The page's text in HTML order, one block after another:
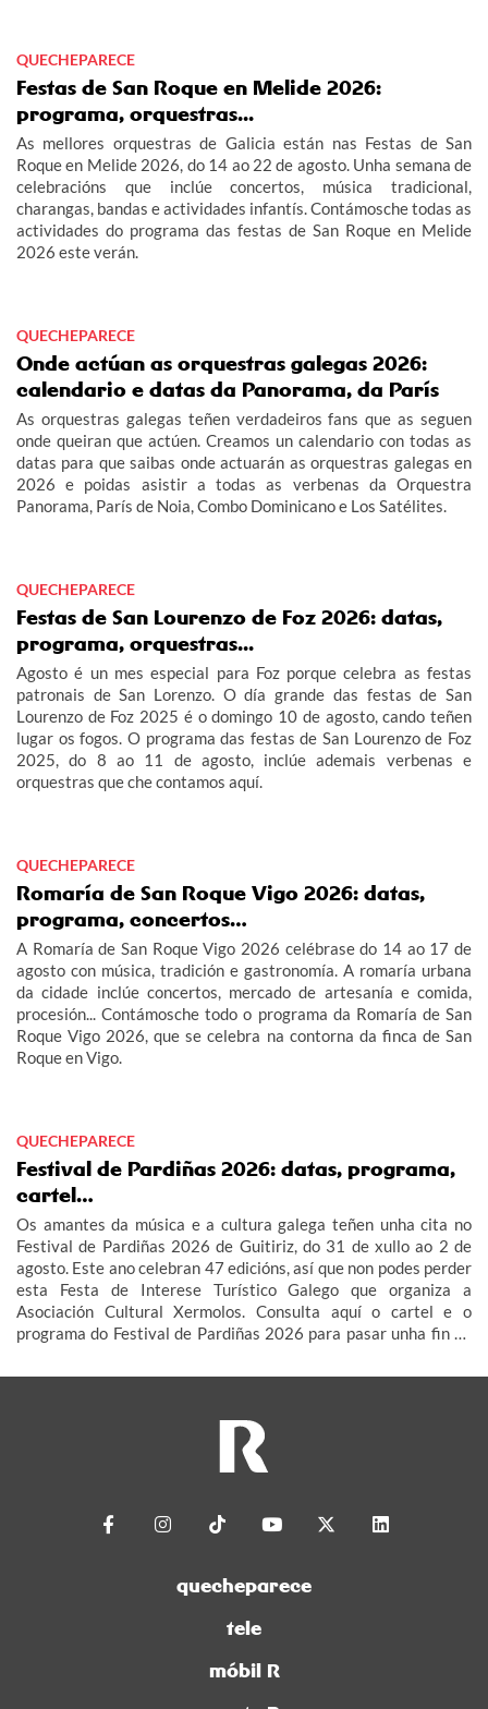
QUECHEPARECE
Festas de San Roque en Melide 2026:
programa, orquestras...
As mellores orquestras de Galicia están nas Festas de San
Roque en Melide 2026, do 14 ao 22 de agosto. Unha semana de
celebracións que inclúe concertos, música tradicional,
charangas, bandas e actividades infantís. Contámosche todas as
actividades do programa das festas de San Roque en Melide
2026 este verán.
QUECHEPARECE
Onde actúan as orquestras galegas 2026:
calendario e datas da Panorama, da París
As orquestras galegas teñen verdadeiros fans que as seguen
onde queiran que actúen. Creamos un calendario con todas as
datas para que saibas onde actuarán as orquestras galegas en
2026 e poidas asistir a todas as verbenas da Orquestra
Panorama, París de Noia, Combo Dominicano e Los Satélites.
QUECHEPARECE
Festas de San Lourenzo de Foz 2026: datas,
programa, orquestras...
Agosto é un mes especial para Foz porque celebra as festas
patronais de San Lorenzo. O día grande das festas de San
Lourenzo de Foz 2025 é o domingo 10 de agosto, cando teñen
lugar os fogos. O programa das festas de San Lourenzo de Foz
2025, do 8 ao 11 de agosto, inclúe ademais verbenas e
orquestras que che contamos aquí.
QUECHEPARECE
Romaría de San Roque Vigo 2026: datas,
programa, concertos…
A Romaría de San Roque Vigo 2026 celébrase do 14 ao 17 de
agosto con música, tradición e gastronomía. A romaría urbana
da cidade inclúe concertos, mercado de artesanía e comida,
procesión... Contámosche todo o programa da Romaría de San
Roque Vigo 2026, que se celebra na contorna da finca de San
Roque en Vigo.
QUECHEPARECE
Festival de Pardiñas 2026: datas, programa,
cartel…
Os amantes da música e a cultura galega teñen unha cita no
Festival de Pardiñas 2026 de Guitiriz, do 31 de xullo ao 2 de
agosto. Este ano celebran 47 edicións, así que non podes perder
esta Festa de Interese Turístico Galego que organiza a
Asociación Cultural Xermolos. Consulta aquí o cartel e o
programa do Festival de Pardiñas 2026 para pasar unha fin de
quecheparece
tele
móbil R